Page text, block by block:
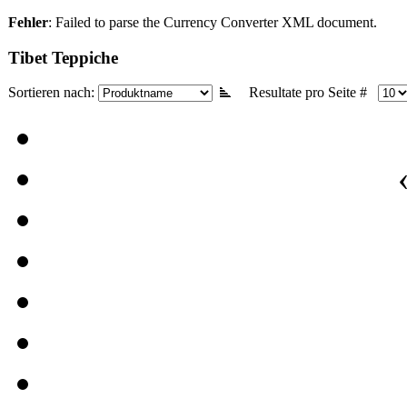
Fehler: Failed to parse the Currency Converter XML document.
Tibet Teppiche
Sortieren nach: Resultate pro Seite #